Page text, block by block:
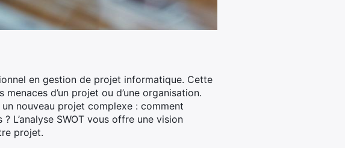
en gestion de projet informatique. Cette
d’un projet ou d’une organisation.
nouveau projet complexe : comment
L’analyse SWOT vous offre une vision
projet.